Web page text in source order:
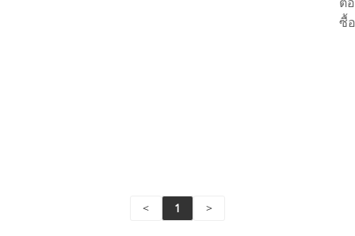
ซื้อ
< 1 >